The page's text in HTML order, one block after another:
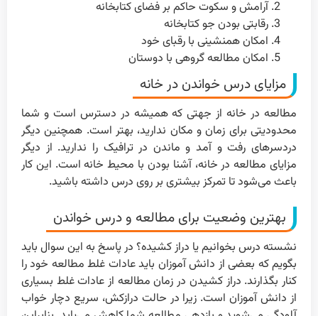
آرامش و سکوت حاکم بر فضای کتابخانه
رقابتی بودن جو کتابخانه
امکان همنشینی با رقبای خود
امکان مطالعه گروهی با دوستان
مزایای درس خواندن در خانه
مطالعه در خانه از جهتی که همیشه در دسترس است و شما
محدودیتی برای زمان و مکان ندارید، بهتر است. همچنین دیگر
دردسرهای رفت و آمد و ماندن در ترافیک را ندارید. از دیگر
مزایای مطالعه در خانه، آشنا بودن با محیط خانه است. این کار
باعث می‌شود تا تمرکز بیشتری بر روی درس داشته باشید.
بهترین وضعیت برای مطالعه و درس خواندن
نشسته درس بخوانیم یا دراز کشیده؟ در پاسخ به این سوال باید
بگویم که بعضی از دانش آموزان باید عادات غلط مطالعه خود را
کنار بگذارند. دراز کشیدن در زمان مطالعه از عادات غلط بسیاری
از دانش آموزان است. زیرا در حالت درازکش، سریع دچار خواب